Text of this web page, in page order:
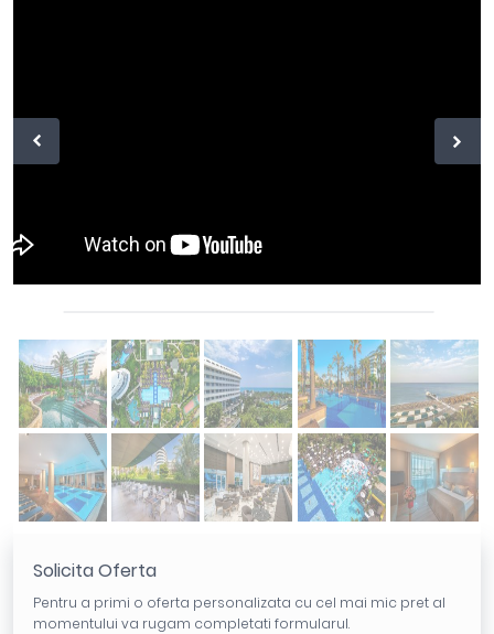
Solicita Oferta
Pentru a primi o oferta personalizata cu cel mai mic pret al
momentului va rugam completati formularul.